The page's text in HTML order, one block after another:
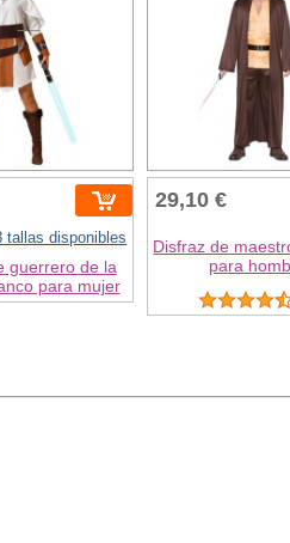
tallas disponibles
guerrero de la
para mujer
29,10 €
Disfraz de
para